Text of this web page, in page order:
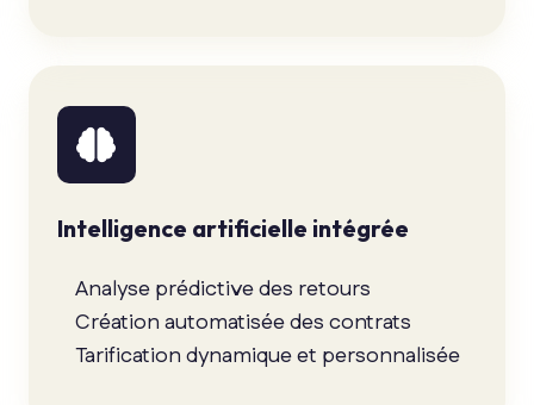
Intelligence artificielle intégrée
Analyse prédictive des retours
Création automatisée des contrats
Tarification dynamique et personnalisée